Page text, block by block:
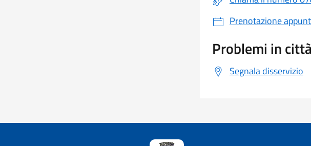
Prenotazione
Problemi in
Segnala disservizio